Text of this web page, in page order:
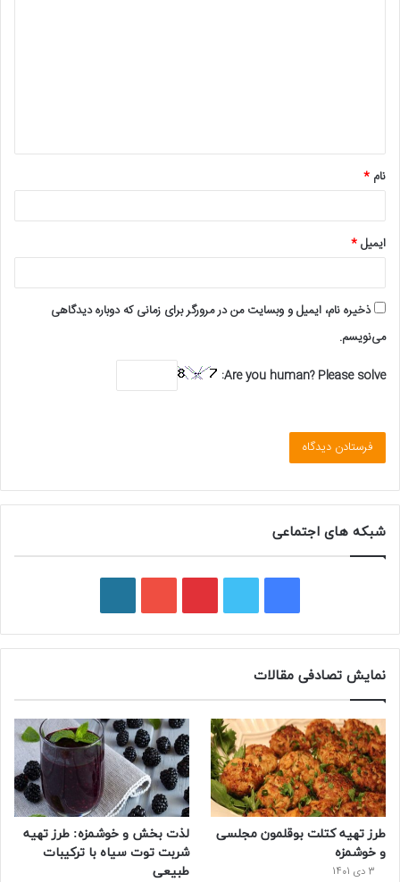
*
نام *
ایمیل*
ذخیره نام، ایمیل و وبسایت من در مرورگر برای زمانی که دوباره دیدگاهی
می‌نویسم.
Are you human? Please solve:
شبکه های اجتماعی
ی
س
ب
و
ک
و
ی
ت
ر
ی
ت
ر
ی
س
ت
و
ی
و
ب
ر
پ
ر
س
نمایش تصادفی مقالات
طرز تهیه کتلت بوقلمون مجلسی
و خوشمزه
3 دی 1401
لذت بخش و خوشمزه: طرز تهیه
شربت توت سیاه با ترکیبات
طبیعی